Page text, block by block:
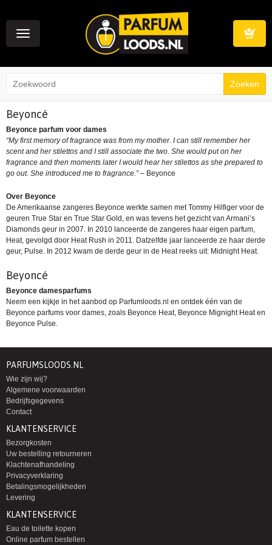
Toggle
navigation
Beyoncé
Beyonce parfum voor dames
“My first memory of fragrance was from my mother. I can still remember her
scent and her stilettos and I still associate the two. She would put on her
fragrance and then moments later I would hear her stilettos as she prepared to
go out. She introduced me to fragrance.”– Beyonce
Over Beyonce
De Amerikaanse zangeres Beyonce werkte samen met Tommy Hilfiger voor de
geuren True Star en True Star Gold, en was tevens het gezicht van Armani’s
Diamonds geur in 2007. In 2010 lanceerde de zangeres haar eigen parfum,
Heat, gevolgd door Heat Rush in 2011. Datzelfde jaar lanceerde ze haar derde
geur, Pulse. In 2012 kwam de derde geur in de Heat reeks uit: Midnight Heat.
Beyoncé
Beyonce damesparfums
Neem een kijkje in het aanbod op Parfumloods.nl en ontdek één van de
Beyonce parfums voor dames, zoals Beyonce Heat, Beyonce Mignight Heat en
Beyonce Pulse.
PARFUMSLOODS.NL
Wie zijn wij?
Algemene voorwaarden
Bedrijfsgegevens
Contact
KLANTENSERVICE
Bezorgkosten
Uw bestelling retourneren
Klachtenafhandeling
Privacyverklaring
Betalingsmogelijkheden
Levering
KLANTENSERVICE
Eau de toilette kopen
Online parfum bestellen